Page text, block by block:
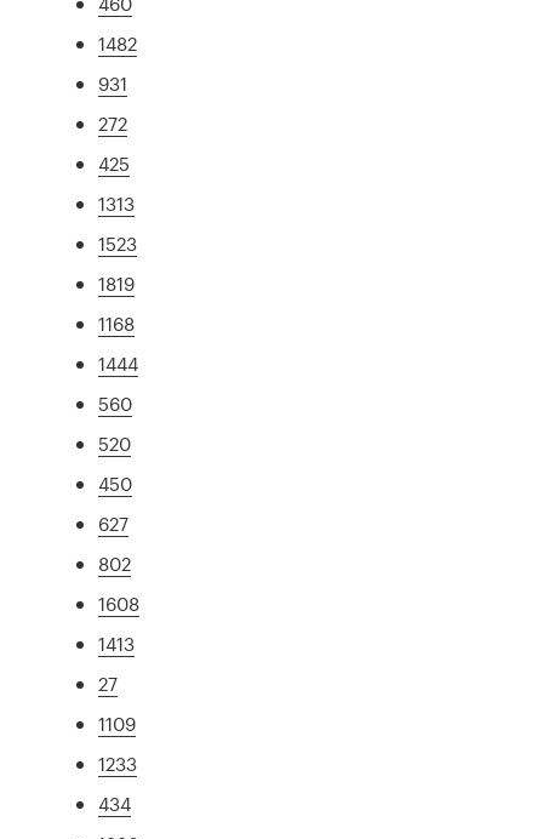
1482
931
272
425
1313
1523
1819
1168
1444
560
520
450
627
802
1608
1413
27
1109
1233
434